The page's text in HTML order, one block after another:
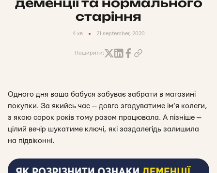
деменції та нормального
старіння
4 хв 21 september, 2020
Поширити:
Одного дня ваша бабуся забуває забрати в магазині
покупки. За якийсь час — довго згадуватиме ім’я колеги,
з якою сорок років тому разом працювала. А пізніше —
цілий вечір шукатиме ключі, які заздалегідь залишила
на підвіконні.